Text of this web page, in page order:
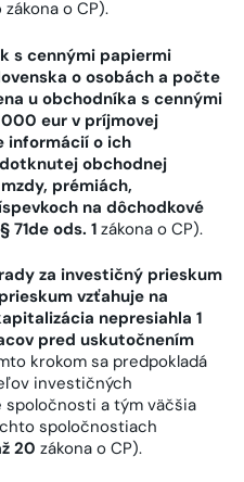
zákona o CP).
s cennými papiermi
o osobách a počte
u obchodníka s cennými
eur v príjmovej
informácií o ich
obchodnej
prémiách,
na dôchodkové
§ 71de ods. 1 zákona o CP).
za investičný prieskum
vzťahuje na
nepresiahla 1
pred uskutočnením
krokom sa predpokladá
investičných
spoločnosti a tým väčšia
spoločnostiach
20 zákona o CP).